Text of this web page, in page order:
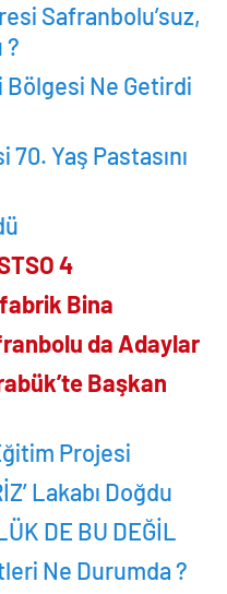
Safranbolu’suz,
?
Bölgesi Ne Getirdi
Yaş Pastasını
4
Bina
da Adaylar
Başkan
Projesi
Lakabı Doğdu
DE BU DEĞİL
Ne Durumda ?